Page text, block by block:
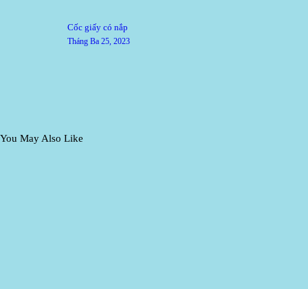
Previous
post:
Cốc giấy có nắp
Tháng Ba 25, 2023
You May Also Like